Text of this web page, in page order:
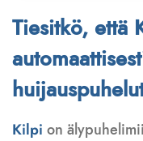
Tiesitkö, että
Kilpi on